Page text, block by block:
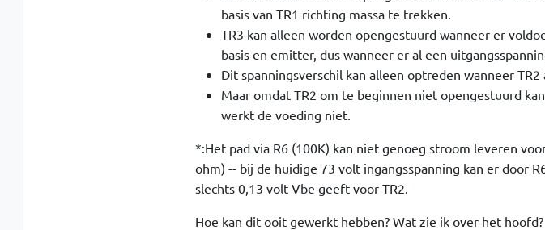
basis van TR1 richting massa te trekken.
TR3 kan alleen worden opengestuurd wanneer er
basis en emitter, dus wanneer er al een
Dit spanningsverschil kan alleen optreden wanneer
Maar omdat TR2 om te beginnen niet opengestuurd
werkt de voeding niet.
*:Het pad via R6 (100K) kan niet genoeg stroom leveren
ohm) -- bij de huidige 73 volt ingangsspanning kan er door
slechts 0,13 volt Vbe geeft voor TR2.
Hoe kan dit ooit gewerkt hebben? Wat zie ik over het hoofd?